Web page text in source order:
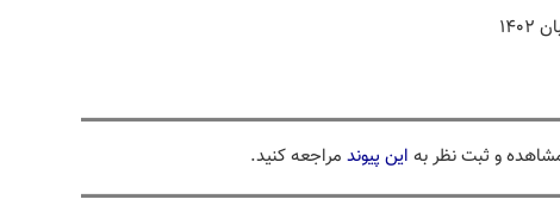
و ثبت نظر به این پیوند مراجعه کنید.